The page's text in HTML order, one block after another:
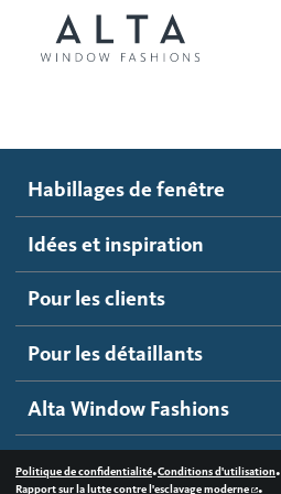
Stores automatisés
Stores alvéolés
Stores à enrouleur
Stores à bandes
Stores translucides
Stores en bois
Idées et inspiration
Blogue
Galerie d'inspiration
Comment ça marche
Devenir un détaillant
Accès détaillant
Contactez-nous
Habillages de fenêtre
Idées et inspiration
Pour les clients
Pour les détaillants
Alta Window Fashions
Politique de confidentialité•Conditions d'utilisation•
Rapport sur la lutte contre l'esclavage moderne •